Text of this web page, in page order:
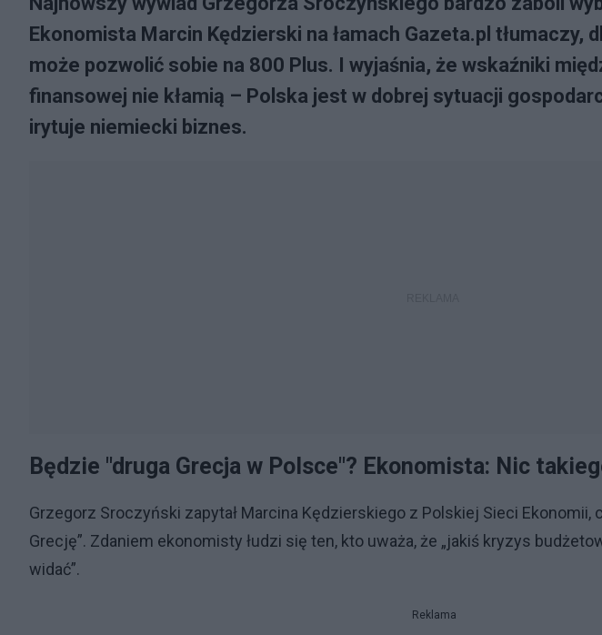
Ekonomista Marcin Kędzierski na łamach Gazeta.pl tłumaczy,
może pozwolić sobie na 800 Plus. I wyjaśnia, że wskaźniki
finansowej nie kłamią – Polska jest w dobrej sytuacji
irytuje niemiecki biznes.
Będzie "druga Grecja w Polsce"? Ekonomista: Nic
Grzegorz Sroczyński zapytał Marcina Kędzierskiego z Polskiej Sieci Ekonomii,
Grecję”. Zdaniem ekonomisty łudzi się ten, kto uważa, że „jakiś kryzys
widać”.
Reklama